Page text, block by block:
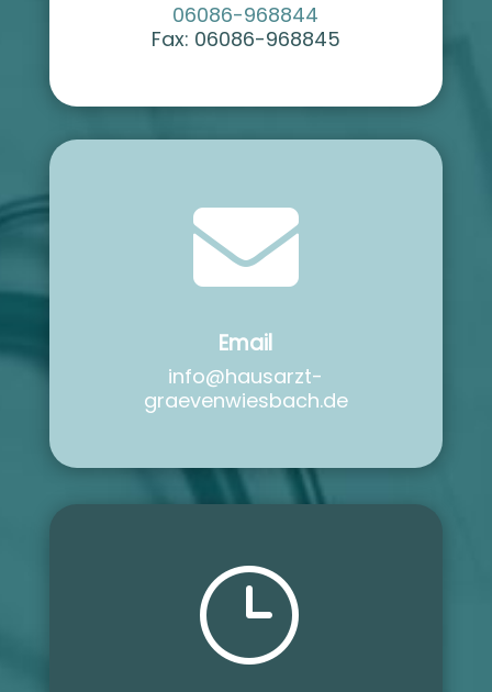
06086-968844
Fax: 06086-968845

Email
info@hausarzt-
graevenwiesbach.de
}